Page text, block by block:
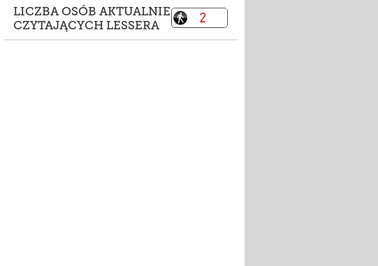
LICZBA OSÓB AKTUALNIE
CZYTAJĄCYCH LESSERA